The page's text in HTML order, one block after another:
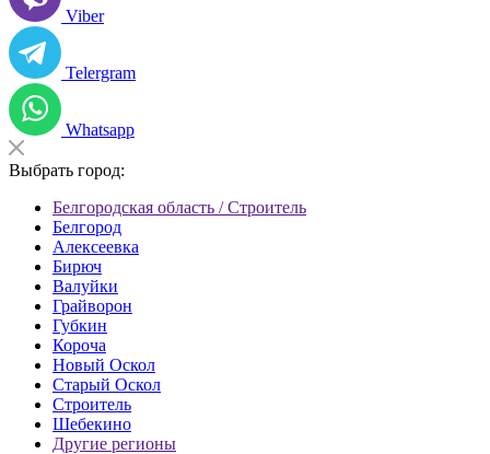
Viber
Telergram
Whatsapp
Выбрать город:
Белгородская область / Строитель
Белгород
Алексеевка
Бирюч
Валуйки
Грайворон
Губкин
Короча
Новый Оскол
Старый Оскол
Строитель
Шебекино
Другие регионы